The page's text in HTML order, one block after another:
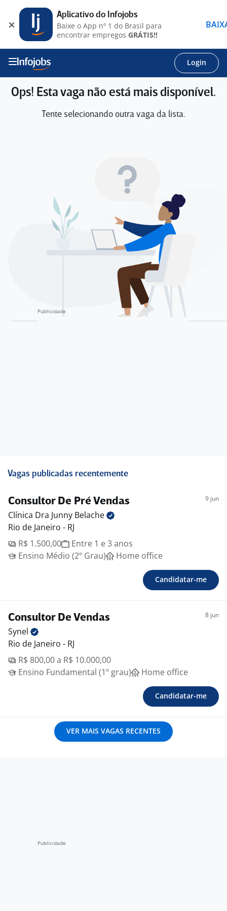
Login
Ops! Esta vaga não está mais disponível.
Tente selecionando outra vaga da lista.
Vagas publicadas recentemente
Consultor De Pré Vendas 9 jun
Clínica Dra Junny Belache
Rio de Janeiro - RJ
R$ 1.500,00
Entre 1 e 3 anos
Ensino Médio (2º Grau)
Home office
Candidatar-me
Consultor De Vendas 8 jun
Synel
Rio de Janeiro - RJ
R$ 800,00 a R$ 10.000,00
Ensino Fundamental (1º grau)
Home office
Candidatar-me
VER MAIS VAGAS RECENTES
Aplicativo do Infojobs
Baixe o App nº 1 do Brasil para
encontrar empregos GRÁTIS!!